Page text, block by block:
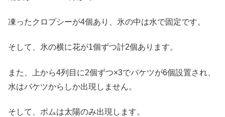
凍ったクロプシーが4個あり、氷の中は水で固定です。
そして、氷の横に花が1個ずつ計2個あります。
また、上から4列目に2個ずつ×3でバケツが6個設置され、
水はバケツからしか出現しません。
そして、ボムは太陽のみ出現します。